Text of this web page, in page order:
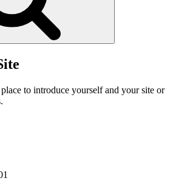
to introduce yourself and your site or